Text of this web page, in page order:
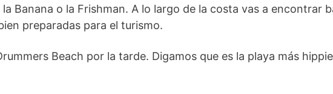
Banana o la Frishman. A lo largo de la costa vas a encontrar
preparadas para el turismo.
Beach por la tarde. Digamos que es la playa más